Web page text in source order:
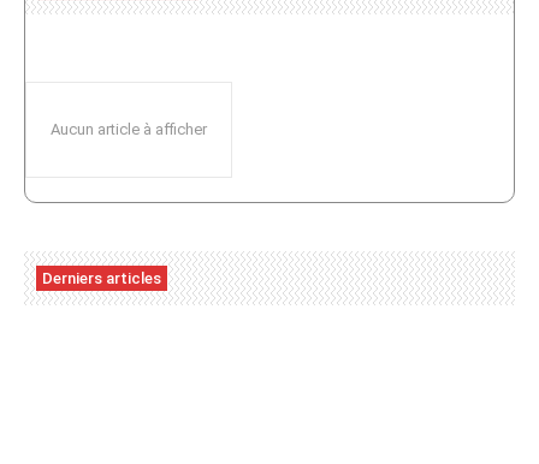
Aucun article à afficher
Derniers articles